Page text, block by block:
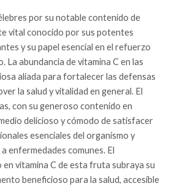
por su notable contenido de
vital conocido por sus potentes
y su papel esencial en el refuerzo
La abundancia de vitamina C en las
aliada para fortalecer las defensas
la salud y vitalidad en general. El
con su generoso contenido en
delicioso y cómodo de satisfacer
esenciales del organismo y
enfermedades comunes. El
vitamina C de esta fruta subraya su
beneficioso para la salud, accesible